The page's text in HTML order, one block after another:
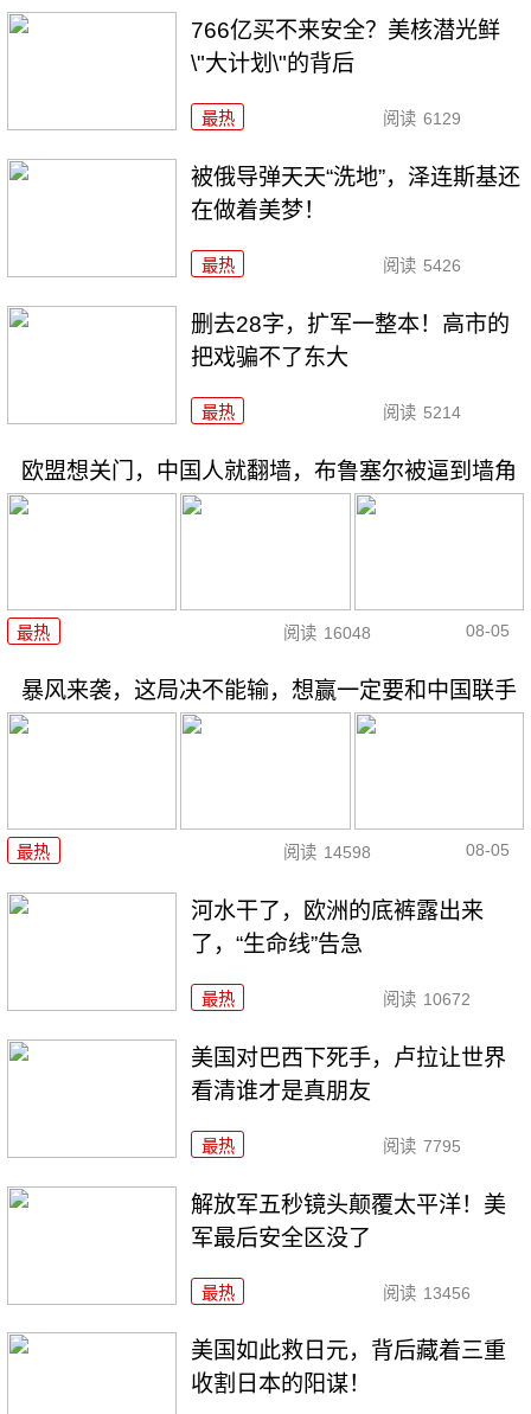
766亿买不来安全？美核潜光鲜
\"大计划\"的背后
最热 阅读 6129
被俄导弹天天“洗地”，泽连斯基还
在做着美梦！
最热 阅读 5426
删去28字，扩军一整本！高市的
把戏骗不了东大
最热 阅读 5214
欧盟想关门，中国人就翻墙，布鲁塞尔被逼到墙角
最热 阅读 16048 08-05
暴风来袭，这局决不能输，想赢一定要和中国联手
最热 阅读 14598 08-05
河水干了，欧洲的底裤露出来
了，“生命线”告急
最热 阅读 10672
美国对巴西下死手，卢拉让世界
看清谁才是真朋友
最热 阅读 7795
解放军五秒镜头颠覆太平洋！美
军最后安全区没了
最热 阅读 13456
美国如此救日元，背后藏着三重
收割日本的阳谋！